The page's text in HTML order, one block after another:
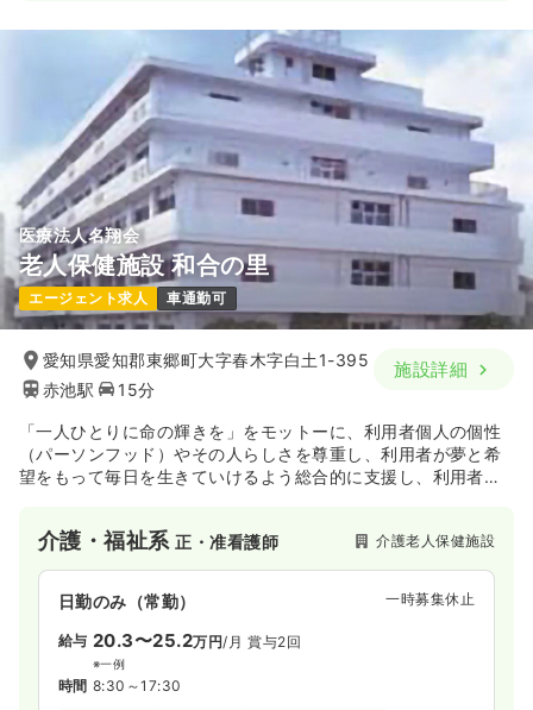
医療法人名翔会
老人保健施設 和合の里
エージェント求人 車通勤可
愛知県愛知郡東郷町大字春木字白土1-395
赤池駅
15分
施設詳細
「一人ひとりに命の輝きを」をモットーに、利用者個人の個性
（パーソンフッド）やその人らしさを尊重し、利用者が夢と希
望をもって毎日を生きていけるよう総合的に支援し、利用者と
介護・福祉系正・准看護師 介護老人保健施設
日勤のみ（常勤） 一時募集休止
給与 20.3〜25.2万円/月 賞与2回
※一例
時間 8:30～17:30